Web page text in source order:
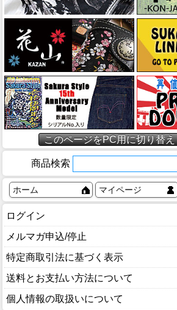
このページをPC用に切り替え
商品検索
ホーム マイページ
ログイン
メルマガ申込/停止
特定商取引法に基づく表示
送料とお支払い方法について
個人情報の取扱いについて